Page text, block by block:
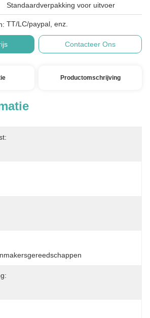
Standaardverpakking voor uitvoer
TT/LC/paypal, enz.
Contacteer Ons
Productomschrijving